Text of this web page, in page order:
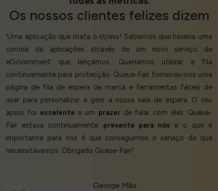
Os nossos clientes felizes dizem
‘Uma aplicação que mata o stress! Sabíamos que haveria uma
corrida de aplicações através de um novo serviço de
eGovernment que lançámos. Queríamos utilizar a fila
continuamente para protecção. Queue-Fair forneceu-nos uma
página de fila de espera de marca e ferramentas fáceis de
usar para personalizar e gerir a nossa sala de espera. O seu
apoio foi excelente e um prazerde falar com eles. Queue-
Fair estava continuamente presente para nós e o que é
importante para nós é que conseguimos o serviço de que
necessitávamos. Obrigado Queue-Fair!’
George Milis